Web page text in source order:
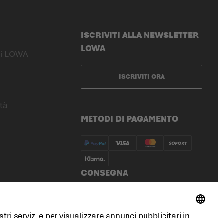
LOWA
METODI DI PAGAMENTO
CONSEGNA
ISCRIVITI ALLA NEWSLETTER
LOWA
ISCRIVITI ORA